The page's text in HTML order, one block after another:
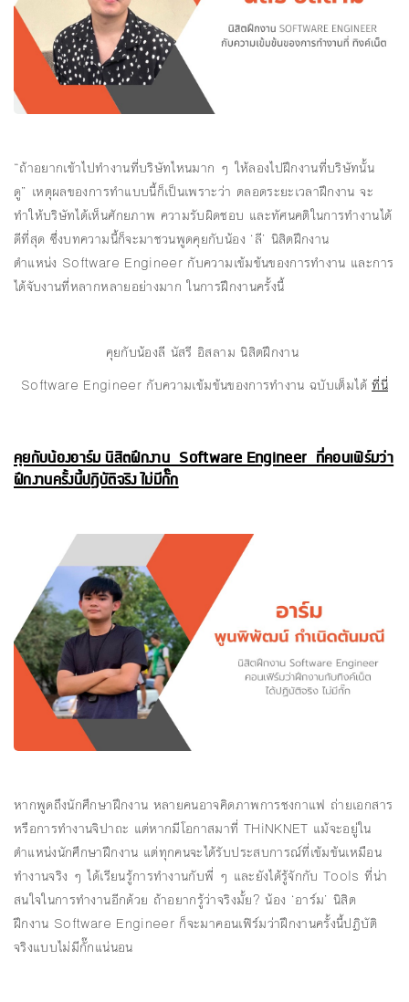
“ถ้าอยากเข้าไปทำงานที่บริษัทไหนมาก ๆ ให้ลองไปฝึกงานที่บริษัทนั้น
ดู” เหตุผลของการทำแบบนี้ก็เป็นเพราะว่า ตลอดระยะเวลาฝึกงาน จะ
ทำให้บริษัทได้เห็นศักยภาพ ความรับผิดชอบ และทัศนคติในการทำงานได้
ดีที่สุด ซึ่งบทความนี้ก็จะมาชวนพูดคุยกับน้อง ‘ลี’ นิสิตฝึกงาน
ตำแหน่ง Software Engineer กับความเข้มข้นของการทำงาน และการ
ได้จับงานที่หลากหลายอย่างมาก ในการฝึกงานครั้งนี้
คุยกับน้องลี นัสรี อิสลาม นิสิตฝึกงาน
Software Engineer กับความเข้มข้นของการทำงาน ฉบับเต็มได้ที่นี่
คุยกับน้องอาร์ม นิสิตฝึกงาน Software Engineer ที่คอนเฟิร์มว่า
ฝึกงานครั้งนี้ปฏิบัติจริง ไม่มีกั๊ก
หากพูดถึงนักศึกษาฝึกงาน หลายคนอาจคิดภาพการชงกาแฟ ถ่ายเอกสาร
หรือการทำงานจิปาถะ แต่หากมีโอกาสมาที่ THiNKNET แม้จะอยู่ใน
ตำแหน่งนักศึกษาฝึกงาน แต่ทุกคนจะได้รับประสบการณ์ที่เข้มข้นเหมือน
ทำงานจริง ๆ ได้เรียนรู้การทำงานกับพี่ ๆ และยังได้รู้จักกับ Tools ที่น่า
สนใจในการทำงานอีกด้วย ถ้าอยากรู้ว่าจริงมั้ย? น้อง ‘อาร์ม’ นิสิต
ฝึกงาน Software Engineer ก็จะมาคอนเฟิร์มว่าฝึกงานครั้งนี้ปฏิบัติ
จริงแบบไม่มีกั๊กแน่นอน